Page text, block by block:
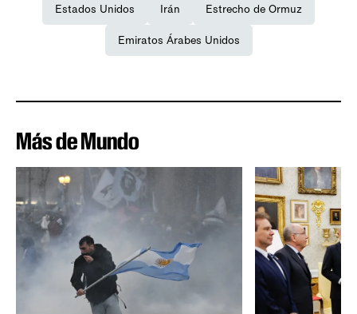
Estados Unidos Irán Estrecho de Ormuz
Emiratos Árabes Unidos
Más de Mundo